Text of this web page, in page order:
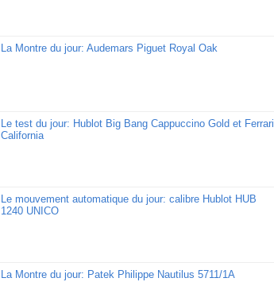
La Montre du jour: Audemars Piguet Royal Oak
Le test du jour: Hublot Big Bang Cappuccino Gold et Ferrari
California
Le mouvement automatique du jour: calibre Hublot HUB
1240 UNICO
La Montre du jour: Patek Philippe Nautilus 5711/1A